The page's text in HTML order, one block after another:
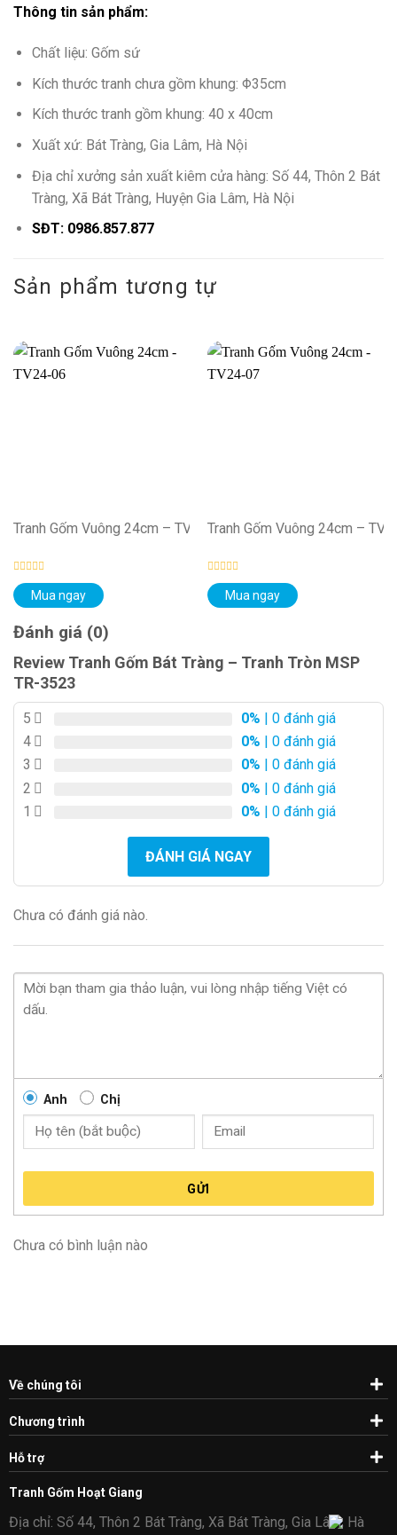
Thông tin sản phẩm:
Chất liệu: Gốm sứ
Kích thước tranh chưa gồm khung: Φ35cm
Kích thước tranh gồm khung: 40 x 40cm
Xuất xứ: Bát Tràng, Gia Lâm, Hà Nội
Địa chỉ xưởng sản xuất kiêm cửa hàng: Số 44, Thôn 2 Bát
Tràng, Xã Bát Tràng, Huyện Gia Lâm, Hà Nội
SĐT: 0986.857.877
Sản phẩm tương tự
Tranh Gốm Vuông 24cm – TV24-06
Được
xếp
hạng
5
sao
Mua ngay
Tranh Gốm Vuông 24cm –
Được
xếp
hạng
Mua ngay
Đánh giá (0)
Review Tranh Gốm Bát Tràng – Tranh Tròn MSP
TR-3523
5 0% | 0 đánh giá
4
0% | 0 đánh giá
3
0% | 0 đánh giá
2
0% | 0 đánh giá
1
0% | 0 đánh giá
ĐÁNH GIÁ NGAY
Chưa có đánh giá nào.
Anh Chị
GỬI
Chưa có bình luận nào
Về chúng tôi
Chương trình
Hỗ trợ
Tranh Gốm Hoạt Giang
Địa chỉ: Số 44, Thôn 2 Bát Tràng, Xã Bát Tràng, Gia Lâm, Hà